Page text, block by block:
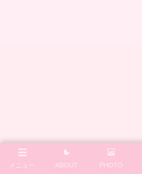
メニュー ABOUT PHOTO